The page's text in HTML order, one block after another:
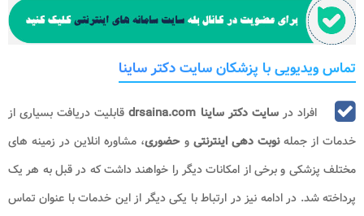
تماس ویدیویی با پزشکان سایت دکتر ساینا
افراد درسایت دکتر ساینا drsaina.com
قابلیت دریافت بسیاری از
خدمات از جملهنوبت دهی اینترنتیوحضوری، مشاوره انلاین در زمینه های
مختلف پزشکی و برخی از امکانات دیگر را خواهند داشت که در قبل به هر یک
پرداخته شد. در ادامه نیز در ارتباط با یکی دیگر از این خدمات با عنوان تماس